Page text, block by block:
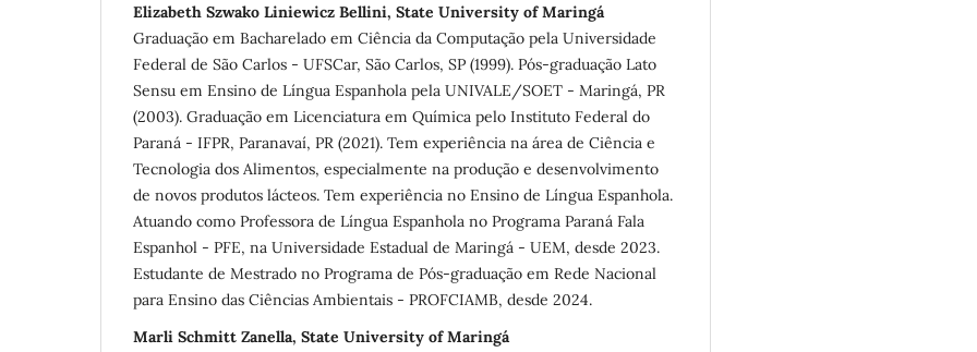
Elizabeth Szwako Liniewicz Bellini, State University of Maringá
Graduação em Bacharelado em Ciência da Computação pela Universidade
Federal de São Carlos - UFSCar, São Carlos, SP (1999). Pós-graduação Lato
Sensu em Ensino de Língua Espanhola pela UNIVALE/SOET - Maringá, PR
(2003). Graduação em Licenciatura em Química pelo Instituto Federal do
Paraná - IFPR, Paranavaí, PR (2021). Tem experiência na área de Ciência e
Tecnologia dos Alimentos, especialmente na produção e desenvolvimento
de novos produtos lácteos. Tem experiência no Ensino de Língua Espanhola.
Atuando como Professora de Língua Espanhola no Programa Paraná Fala
Espanhol - PFE, na Universidade Estadual de Maringá - UEM, desde 2023.
Estudante de Mestrado no Programa de Pós-graduação em Rede Nacional
para Ensino das Ciências Ambientais - PROFCIAMB, desde 2024.
Marli Schmitt Zanella, State University of Maringá